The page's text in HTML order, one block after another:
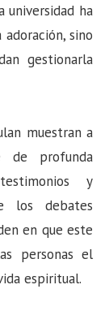
universidad ha
sino
gestionarla
muestran a
de profunda
y
los debates
en que este
personas el
espiritual.